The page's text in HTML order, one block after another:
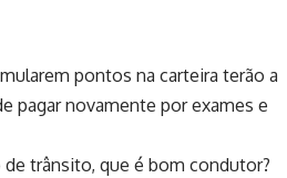
pontos na carteira terão a
pagar novamente por exames e
trânsito, que é bom condutor?